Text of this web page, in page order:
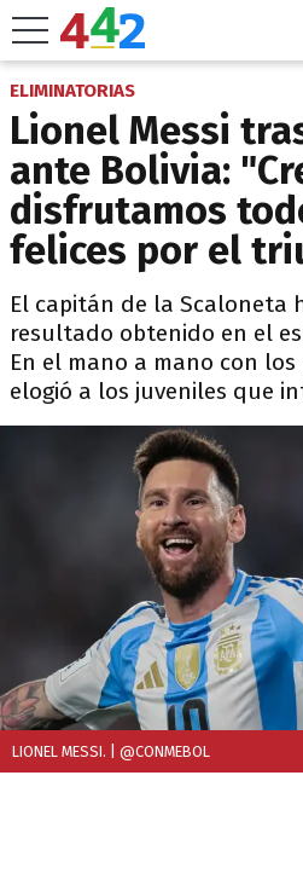
ELIMINATORIAS
Lionel Messi
ante Bolivia:
disfrutamos
felices por el
El capitán de la Scaloneta
resultado obtenido en el
En el mano a mano con
elogió a los juveniles que
LIONEL MESSI. | @CONMEBOL